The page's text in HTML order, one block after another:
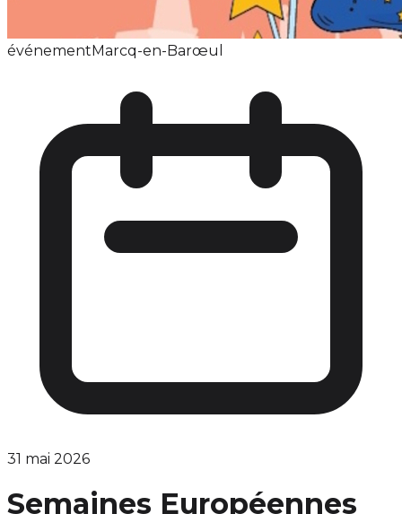
événementMarcq-en-Barœul
31 mai 2026
Semaines Européennes